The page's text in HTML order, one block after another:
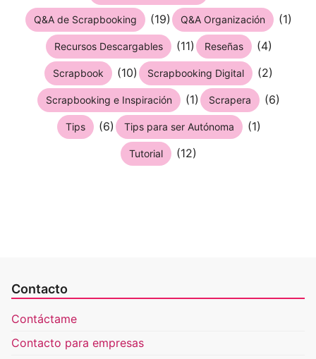
Q&A de Scrapbooking (19) Q&A Organización (1)
Recursos Descargables (11) Reseñas (4)
Scrapbook (10) Scrapbooking Digital (2)
Scrapbooking e Inspiración (1) Scrapera (6)
Tips (6) Tips para ser Autónoma (1)
Tutorial (12)
Contacto
Contáctame
Contacto para empresas